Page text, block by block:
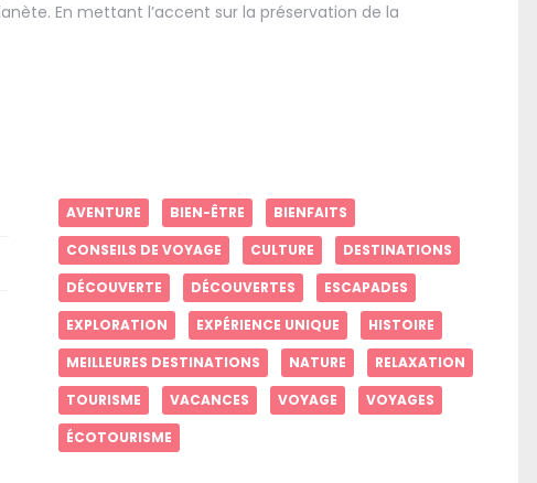
En mettant l’accent sur la préservation de la
AVENTURE BIEN-ÊTRE
BIENFAITS
CONSEILS DE VOYAGE
CULTURE
DESTINATIONS
DÉCOUVERTE
DÉCOUVERTES
ESCAPADES
EXPLORATION
EXPÉRIENCE UNIQUE
HISTOIRE
MEILLEURES DESTINATIONS
NATURE
RELAXATION
TOURISME
VACANCES VOYAGE
VOYAGES
ÉCOTOURISME